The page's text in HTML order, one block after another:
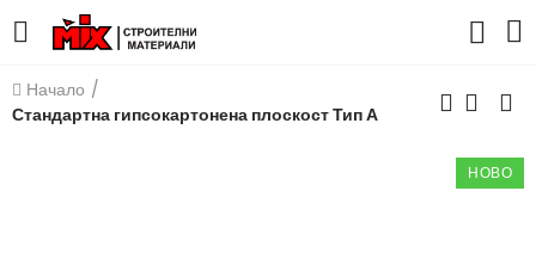
Начало
Стандартна гипсокартонена плоскост Тип А
НОВО